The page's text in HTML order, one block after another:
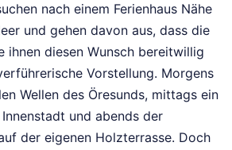
nach einem Ferienhaus Nähe
und gehen davon aus, dass die
ihnen diesen Wunsch bereitwillig
Vorstellung. Morgens
Wellen des Öresunds, mittags ein
und abends der
der eigenen Holzterrasse. Doch